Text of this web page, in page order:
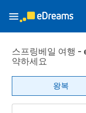
스프링베일 여행 -
약하세요
왕복